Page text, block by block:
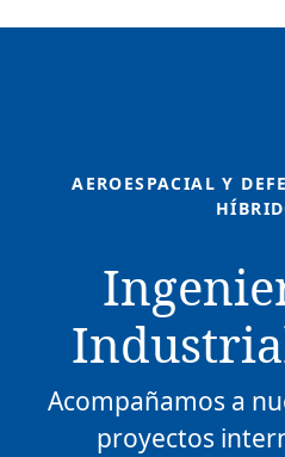
AEROESPACIAL Y
Acompañamos a
proyectos